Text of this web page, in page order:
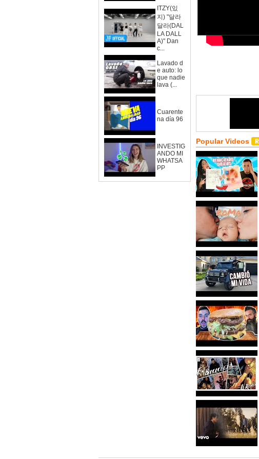
ITZY(있
지) "달라
달라(DAL
LA DALL
A)" Dan
c...
Lavado d
e auto: lo
que nadie
lava (...
Cuarente
na día 96
INVESTIG
ANDO MI
WHATSA
PP
Popular Videos